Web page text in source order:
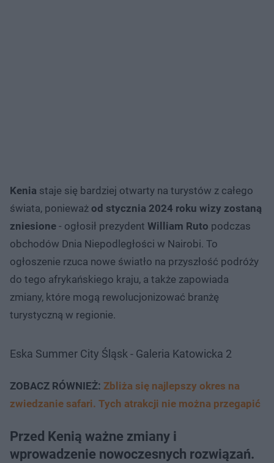
Kenia staje się bardziej otwarty na turystów z całego
świata, ponieważ od stycznia 2024 roku wizy zostaną
zniesione - ogłosił prezydent William Ruto podczas
obchodów Dnia Niepodległości w Nairobi. To
ogłoszenie rzuca nowe światło na przyszłość podróży
do tego afrykańskiego kraju, a także zapowiada
zmiany, które mogą rewolucjonizować branżę
turystyczną w regionie.
Eska Summer City Śląsk - Galeria Katowicka 2
ZOBACZ RÓWNIEŻ: Zbliża się najlepszy okres na
zwiedzanie safari. Tych atrakcji nie można przegapić
Przed Kenią ważne zmiany i
wprowadzenie nowoczesnych rozwiązań.